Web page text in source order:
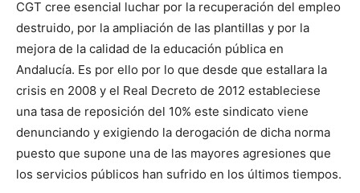
CGT cree esencial luchar por la recuperación del empleo
destruido, por la ampliación de las plantillas y por la
mejora de la calidad de la educación pública en
Andalucía. Es por ello por lo que desde que estallara la
crisis en 2008 y el Real Decreto de 2012 estableciese
una tasa de reposición del 10% este sindicato viene
denunciando y exigiendo la derogación de dicha norma
puesto que supone una de las mayores agresiones que
los servicios públicos han sufrido en los últimos tiempos.